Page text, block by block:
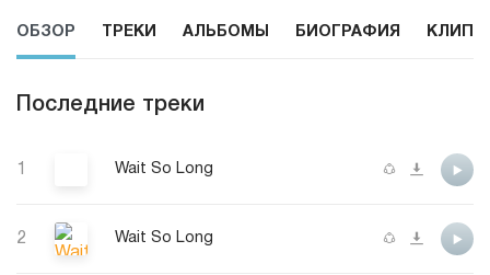
ОБЗОР ТРЕКИ АЛЬБОМЫ БИОГРАФИЯ КЛИПЫ
Последние треки
Wait So Long
2 Wait So Long